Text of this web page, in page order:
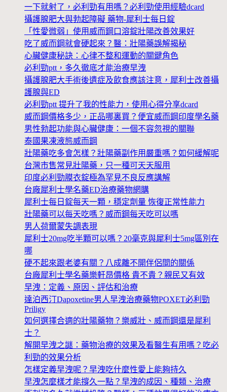
一下就射了，必利勁有用嗎？必利勁使用經驗dcard
攝護腺肥大與勃起障礙 藥物-犀利士每日錠
「性愛微弱」使用威而鋼口溶錠壯陽改善效果好
吃了威而鋼就會硬起來？醫：壯陽藥誤解揭秘
心臟健康秘訣：心律不整和運動的關鍵角色
必利勁ptt，多久徹底才能治療早洩
攝護腺肥大手術後遺症及飲食應該注意，犀利士改善攝
護腺與ED
必利勁ptt 提升了我的性能力，使用心得分享dcard
威而鋼價格多少，正品哪裏買？便宜威而鋼印度學名藥
男性勃起功能與心臟健康：一個不容忽視的關聯
泰國果凍液態威而鋼
壯陽藥吃多會怎樣？壯陽藥副作用嚴重嗎？如何緩解呢
台灣市售常見壯陽藥，只一種可天天服用
印度必利勁膜衣錠極為罕見不良反應講解
台廠犀利士學名藥ED治療藥物網購
犀利士每日錠每天一顆，穩定劑量 恢復正常性能力
壯陽藥可以每天吃嗎？威而鋼每天吃可以嗎
男人荷爾蒙失調表現
犀利士20mg吃半顆可以嗎？20毫克與犀利士5mg區別在
哪
硬不起來跟老婆有關？八成離不開伴侶間的關係
台廠犀利士學名藥樂軒昂價格 貴不貴？親民又有效
早洩：定義、原因、評估和治療
達泊西汀Dapoxetine男人早洩治療藥物POXET必利勁
Priligy
如何選擇合適的壯陽藥物？樂威壯、威而鋼還是犀利
士？
解開早洩之謎：藥物治療的效果及看醫生有用嗎？吃必
利勁的效果分析
怎樣定義早洩呢？早洩吃什麼性愛上能夠持久
早洩怎麼樣才能撐久一點？早洩的成因、種類、治療